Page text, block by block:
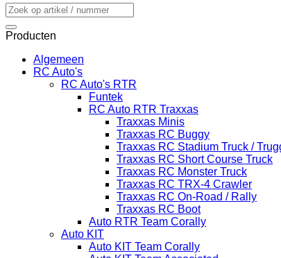
Zoeken
naar:
Producten
Algemeen
RC Auto's
RC Auto's RTR
Funtek
RC Auto RTR Traxxas
Traxxas Minis
Traxxas RC Buggy
Traxxas RC Stadium Truck /
Traxxas RC Short Course Truck
Traxxas RC Monster Truck
Traxxas RC TRX-4 Crawler
Traxxas RC On-Road / Rally
Traxxas RC Boot
Auto RTR Team Corally
Auto KIT
Auto KIT Team Corally